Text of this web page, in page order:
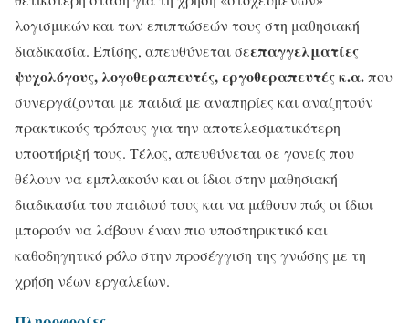
λογισμικών και των επιπτώσεών τους στη μαθησιακή
διαδικασία. Επίσης, απευθύνεται σεεπαγγελματίες
ψυχολόγους, λογοθεραπευτές, εργοθεραπευτές κ.α.που
συνεργάζονται με παιδιά με αναπηρίες και αναζητούν
πρακτικούς τρόπους για την αποτελεσματικότερη
υποστήριξή τους. Τέλος, απευθύνεται σε γονείς που
θέλουν να εμπλακούν και οι ίδιοι στην μαθησιακή
διαδικασία του παιδιού τους και να μάθουν πώς οι ίδιοι
μπορούν να λάβουν έναν πιο υποστηρικτικό και
καθοδηγητικό ρόλο στην προσέγγιση της γνώσης με τη
χρήση νέων εργαλείων.